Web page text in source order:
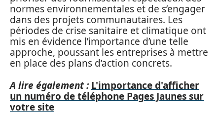
normes environnementales et de s’engager
dans des projets communautaires. Les
périodes de crise sanitaire et climatique ont
mis en évidence l’importance d’une telle
approche, poussant les entreprises à mettre
en place des plans d’action concrets.
A lire également : L'importance d'afficher
un numéro de téléphone Pages Jaunes sur
votre site